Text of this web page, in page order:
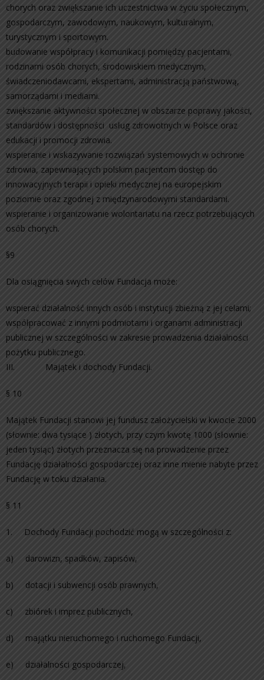
chorych oraz zwiększanie ich uczestnictwa w życiu społecznym,
gospodarczym, zawodowym, naukowym, kulturalnym,
turystycznym i sportowym.
budowanie współpracy i komunikacji pomiędzy pacjentami,
rodzinami osób chorych, środowiskiem medycznym,
świadczeniodawcami, ekspertami, administracją państwową,
samorządami i mediami.
zwiększanie aktywności społecznej w obszarze poprawy jakości,
standardów i dostępności usług zdrowotnych w Polsce oraz
edukacji i promocji zdrowia.
wspieranie i wskazywanie rozwiązań systemowych w ochronie
zdrowia, zapewniających polskim pacjentom dostęp do
innowacyjnych terapii i opieki medycznej na europejskim
poziomie oraz zgodnej z międzynarodowymi standardami.
wspieranie i organizowanie wolontariatu na rzecz potrzebujących
osób chorych.
§9
Dla osiągnięcia swych celów Fundacja może:
wspierać działalność innych osób i instytucji zbieżną z jej celami;
współpracować z innymi podmiotami i organami administracji
publicznej w szczególności w zakresie prowadzenia działalności
pożytku publicznego.
III. Majątek i dochody Fundacji.
§ 10
Majątek Fundacji stanowi jej fundusz założycielski w kwocie 2000
(słownie: dwa tysiące ) złotych, przy czym kwotę 1000 (słownie:
jeden tysiąc) złotych przeznacza się na prowadzenie przez
Fundację działalności gospodarczej oraz inne mienie nabyte przez
Fundację w toku działania.
§ 11
1. Dochody Fundacji pochodzić mogą w szczególności z:
a) darowizn, spadków, zapisów,
b) dotacji i subwencji osób prawnych,
c) zbiórek i imprez publicznych,
d) majątku nieruchomego i ruchomego Fundacji,
e) działalności gospodarczej,